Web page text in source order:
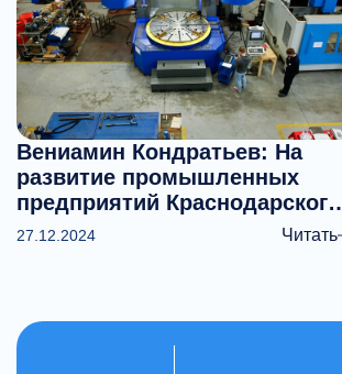
Вениамин Кондратьев: На
развитие промышленных
предприятий Краснодарского
края в 2024 году направили
27.12.2024 Читать